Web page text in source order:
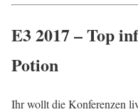
E3 2017 – Top
Potion
Ihr wollt die Konferenzen